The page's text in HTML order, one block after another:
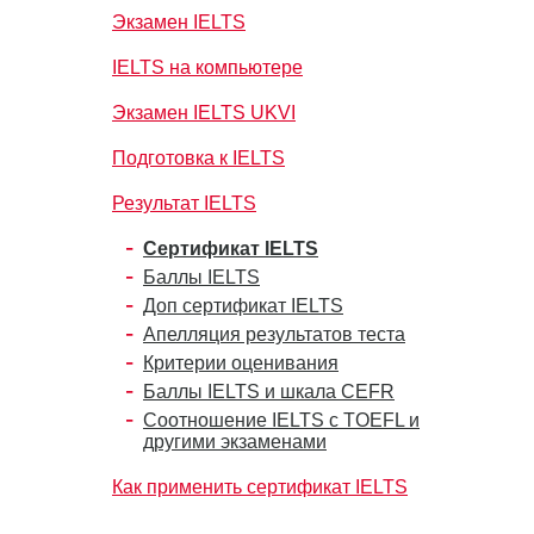
Экзамен IELTS
IELTS на компьютере
Экзамен IELTS UKVI
Подготовка к IELTS
Результат IELTS
Сертификат IELTS
Баллы IELTS
Доп сертификат IELTS
Апелляция результатов теста
Критерии оценивания
Баллы IELTS и шкала CEFR
Соотношение IELTS с TOEFL и
другими экзаменами
Как применить сертификат IELTS